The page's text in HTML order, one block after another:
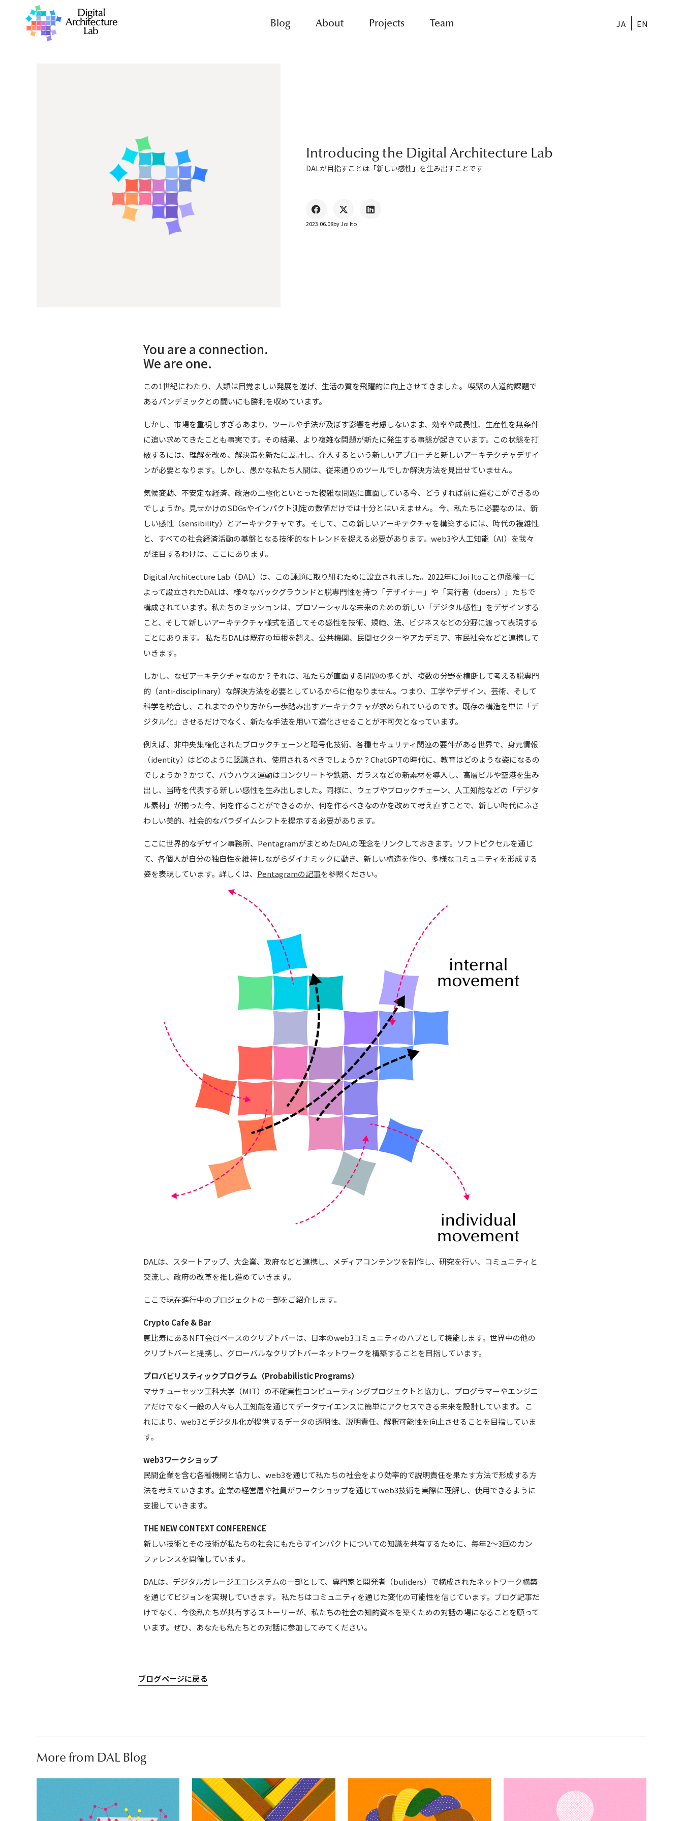
Blog About Projects Team JA EN
Introducing the Digital Architecture Lab
DALが目指すことは「新しい感性」を生み出すことです
2023.06.08byJoi Ito
You are a connection.
We are one.
この1世紀にわたり、人類は目覚ましい発展を遂げ、生活の質を飛躍的に向上させてきました。 喫緊の人道的課題で
あるパンデミックとの闘いにも勝利を収めています。
しかし、市場を重視しすぎるあまり、ツールや手法が及ぼす影響を考慮しないまま、効率や成長性、生産性を無条件
に追い求めてきたことも事実です。その結果、より複雑な問題が新たに発生する事態が起きています。この状態を打
破するには、理解を改め、解決策を新たに設計し、介入するという新しいアプローチと新しいアーキテクチャデザイ
ンが必要となります。しかし、愚かな私たち人間は、従来通りのツールでしか解決方法を見出せていません。
気候変動、不安定な経済、政治の二極化といとった複雑な問題に直面している今、どうすれば前に進むこができるの
でしょうか。見せかけのSDGsやインパクト測定の数値だけでは十分とはいえません。 今、私たちに必要なのは、新
しい感性（sensibility）とアーキテクチャです。 そして、この新しいアーキテクチャを構築するには、時代の複雑性
と、すべての社会経済活動の基盤となる技術的なトレンドを捉える必要があります。web3や人工知能（AI）を我々
が注目するわけは、ここにあります。
Digital Architecture Lab（DAL）は、この課題に取り組むために設立されました。2022年にJoi Itoこと伊藤穰一に
よって設立されたDALは、様々なバックグラウンドと脱専門性を持つ「デザイナー」や「実行者（doers）」たちで
構成されています。私たちのミッションは、プロソーシャルな未来のための新しい「デジタル感性」をデザインする
こと、そして新しいアーキテクチャ様式を通してその感性を技術、規範、法、ビジネスなどの分野に渡って表現する
ことにあります。 私たちDALは既存の垣根を超え、公共機関、民間セクターやアカデミア、市民社会などと連携して
いきます。
しかし、なぜアーキテクチャなのか？それは、私たちが直面する問題の多くが、複数の分野を横断して考える脱専門
的（anti-disciplinary）な解決方法を必要としているからに他なりません。つまり、工学やデザイン、芸術、そして
科学を統合し、これまでのやり方から一歩踏み出すアーキテクチャが求められているのです。既存の構造を単に「デ
ジタル化」させるだけでなく、新たな手法を用いて進化させることが不可欠となっています。
例えば、非中央集権化されたブロックチェーンと暗号化技術、各種セキュリティ関連の要件がある世界で、身元情報
（identity）はどのように認識され、使用されるべきでしょうか？ChatGPTの時代に、教育はどのような姿になるの
でしょうか？かつて、バウハウス運動はコンクリートや鉄筋、ガラスなどの新素材を導入し、高層ビルや空港を生み
出し、当時を代表する新しい感性を生み出しました。同様に、ウェブやブロックチェーン、人工知能などの「デジタ
ル素材」が揃った今、何を作ることができるのか、何を作るべきなのかを改めて考え直すことで、新しい時代にふさ
わしい美的、社会的なパラダイムシフトを提示する必要があります。
ここに世界的なデザイン事務所、PentagramがまとめたDALの理念をリンクしておきます。ソフトピクセルを通じ
て、各個人が自分の独自性を維持しながらダイナミックに動き、新しい構造を作り、多様なコミュニティを形成する
姿を表現しています。詳しくは、 Pentagramの記事を参照ください。
DALは、スタートアップ、大企業、政府などと連携し、メディアコンテンツを制作し、研究を行い、コミュニティと
交流し、政府の改革を推し進めていきます。
ここで現在進行中のプロジェクトの一部をご紹介します。
Crypto Cafe & Bar
恵比寿にあるNFT会員ベースのクリプトバーは、日本のweb3コミュニティのハブとして機能します。世界中の他の
クリプトバーと提携し、グローバルなクリプトバーネットワークを構築することを目指しています。
プロバビリスティックプログラム （Probabilistic Programs）
マサチューセッツ工科大学（MIT）の不確実性コンピューティングプロジェクトと協力し、プログラマーやエンジニ
アだけでなく一般の人々も人工知能を通じてデータサイエンスに簡単にアクセスできる未来を設計しています。 こ
れにより、web3とデジタル化が提供するデータの透明性、説明責任、解釈可能性を向上させることを目指していま
す。
web3ワークショップ
民間企業を含む各種機関と協力し、web3を通じて私たちの社会をより効率的で説明責任を果たす方法で形成する方
法を考えていきます。企業の経営層や社員がワークショップを通じてweb3技術を実際に理解し、使用できるように
支援していきます。
THE NEW CONTEXT CONFERENCE
新しい技術とその技術が私たちの社会にもたらすインパクトについての知識を共有するために、毎年2～3回のカン
ファレンスを開催しています。
DALは、デジタルガレージエコシステムの一部として、専門家と開発者（buliders）で構成されたネットワーク構築
を通じてビジョンを実現していきます。 私たちはコミュニティを通じた変化の可能性を信じています。ブログ記事だ
けでなく、今後私たちが共有するストーリーが、私たちの社会の知的資本を築くための対話の場になることを願って
います。ぜひ、あなたも私たちとの対話に参加してみてください。
ブログページに戻る
More from DAL Blog